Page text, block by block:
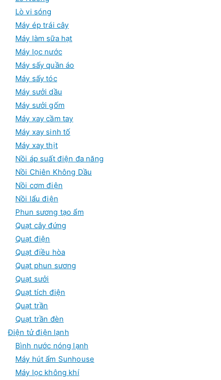
Lò vi sóng
Máy ép trái cây
Máy làm sữa hạt
Máy lọc nước
Máy sấy quần áo
Máy sấy tóc
Máy sưởi dầu
Máy sưởi gốm
Máy xay cầm tay
Máy xay sinh tố
Máy xay thịt
Nồi áp suất điện đa năng
Nồi Chiên Không Dầu
Nồi cơm điện
Nồi lẩu điện
Phun sương tạo ẩm
Quạt cây đứng
Quạt điện
Quạt điều hòa
Quạt phun sương
Quạt sưởi
Quạt tích điện
Quạt trần
Quạt trần đèn
Điện tử điện lạnh
Bình nước nóng lạnh
Máy hút ẩm Sunhouse
Máy lọc không khí